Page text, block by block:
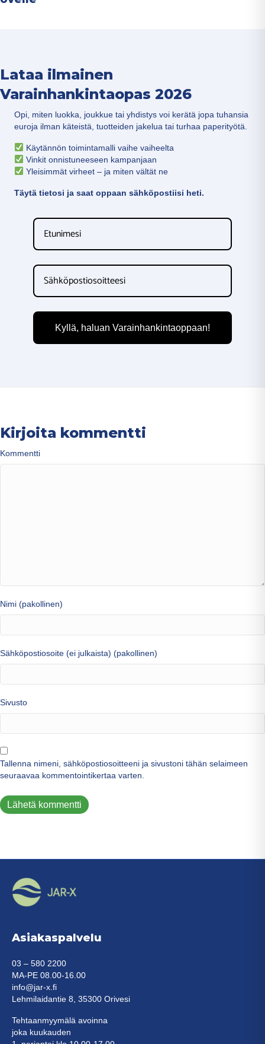
Lataa ilmainen
Varainhankintaopas 2026
Opi, miten luokka, joukkue tai yhdistys voi kerätä jopa tuhansia
euroja ilman käteistä, tuotteiden jakelua tai turhaa paperityötä.
Käytännön toimintamalli vaihe vaiheelta
Vinkit onnistuneeseen kampanjaan
Yleisimmät virheet – ja miten vältät ne
Täytä tietosi ja saat oppaan sähköpostiisi heti.
Kyllä, haluan Varainhankintaoppaan!
Kirjoita kommentti
Kommentti
Nimi (pakollinen)
Sähköpostiosoite (ei julkaista) (pakollinen)
Sivusto
Tallenna nimeni, sähköpostiosoitteeni ja sivustoni tähän selaimeen
seuraavaa kommentointikertaa varten.
Asiakaspalvelu
03 – 580 2200
MA-PE 08.00-16.00
info@jar-x.fi
Lehmilaidantie 8, 35300 Orivesi
Tehtaanmyymälä avoinna
joka kuukauden